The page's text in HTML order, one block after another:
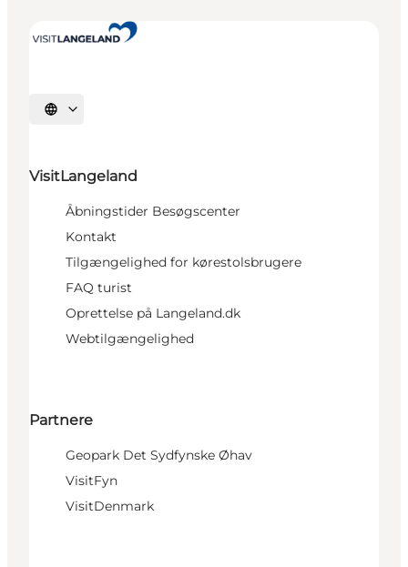
Vælg sprog
VisitLangeland
Åbningstider Besøgscenter
Kontakt
Tilgængelighed for kørestolsbrugere
FAQ turist
Oprettelse på Langeland.dk
Webtilgængelighed
Partnere
Geopark Det Sydfynske Øhav
VisitFyn
VisitDenmark